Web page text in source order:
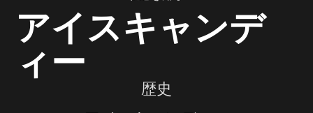
歴史
アイスキャンデ
ィー